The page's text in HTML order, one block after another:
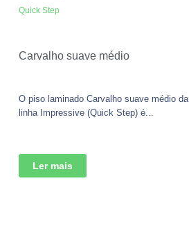
Quick Step
Carvalho suave médio
O piso laminado Carvalho suave médio da
linha Impressive (Quick Step) é...
Ler mais